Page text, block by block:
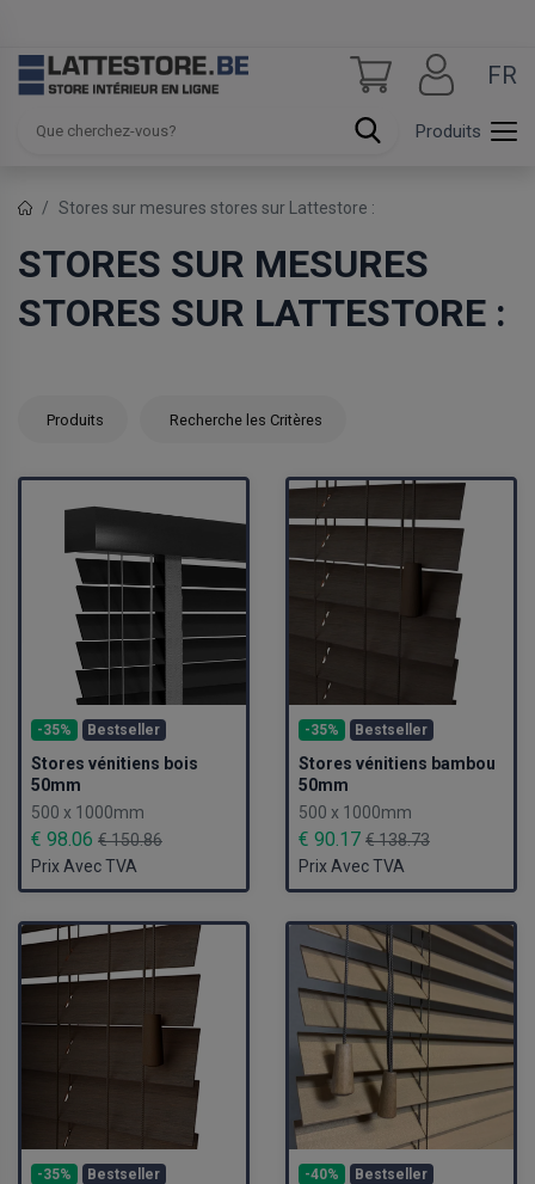
Produits
FR
Stores sur mesures stores sur Lattestore :
STORES SUR MESURES
STORES SUR LATTESTORE :
Produits Recherche les Critères
-35% Bestseller
Stores vénitiens bois
50mm
500 x 1000mm
€ 98.06 € 150.86
Prix Avec TVA
-35% Bestseller
Stores vénitiens bambou
50mm
500 x 1000mm
€ 90.17 € 138.73
Prix Avec TVA
-35% Bestseller -40% Bestseller